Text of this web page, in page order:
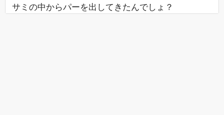
サミの中からパーを出してきたんでしょ？